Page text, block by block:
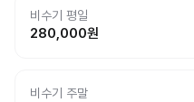
비수기 평일
280,000원
비수기 주말